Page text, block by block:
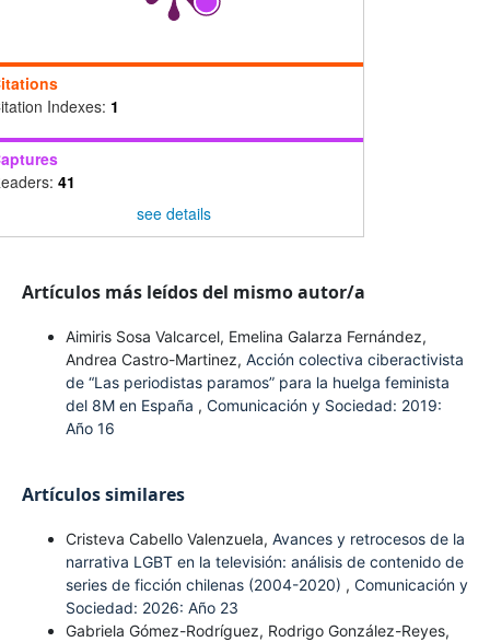
Indexes: 1
41
see details
Artículos más leídos del mismo autor/a
Aimiris Sosa Valcarcel, Emelina Galarza Fernández,
Andrea Castro-Martinez, Acción colectiva ciberactivista
de “Las periodistas paramos” para la huelga feminista
del 8M en España , Comunicación y Sociedad: 2019:
Año 16
Artículos similares
Cristeva Cabello Valenzuela, Avances y retrocesos de la
narrativa LGBT en la televisión: análisis de contenido de
series de ficción chilenas (2004-2020) , Comunicación y
Sociedad: 2026: Año 23
Gabriela Gómez-Rodríguez, Rodrigo González-Reyes,